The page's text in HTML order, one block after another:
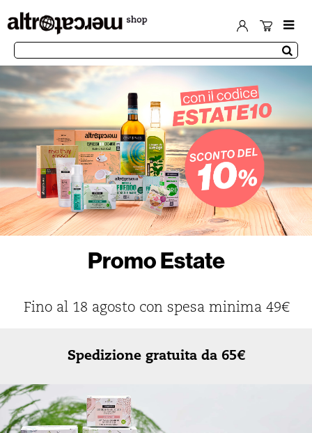
Promo Estate
Fino al 18 agosto con spesa minima 49€
Spedizione gratuita da 65€